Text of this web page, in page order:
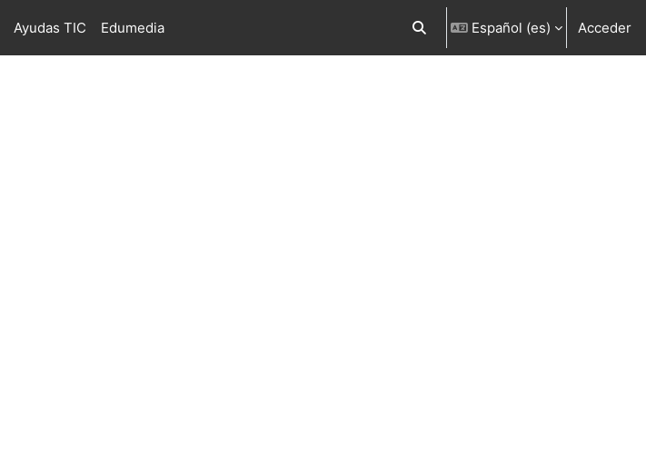
Ayudas TIC Edumedia Selector de búsqueda de entrada
Español ‎(es)‎ Acceder